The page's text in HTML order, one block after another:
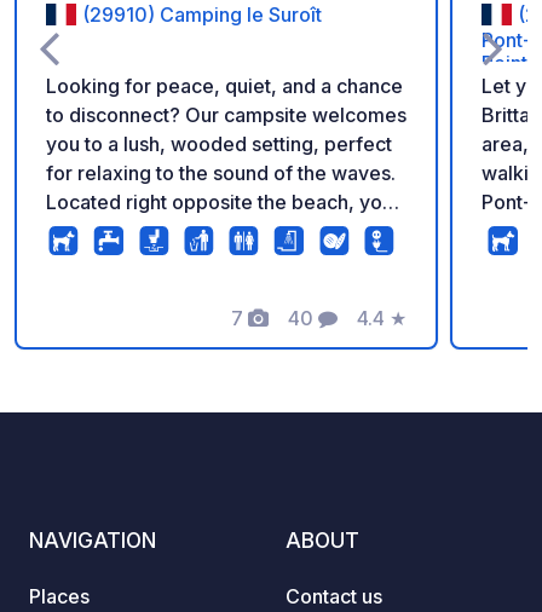
(29910) Camping le Suroît
Looking for peace, quiet, and a chance
to disconnect? Our campsite welcomes
you to a lush, wooded setting, perfect
for relaxing to the sound of the waves.
Located right opposite the beach, you
will enjoy a prime view and immediate
access to the sea. A true haven of
7
Photos
40
Comments
4.4
Rating
★
Pont-
Let
area,
Pont-
and
The
Fi, a
NAVIGATION
Places
ABOUT
Contact us